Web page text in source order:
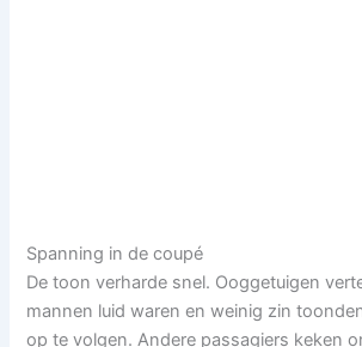
Spanning in de coupé
De toon verharde snel. Ooggetuigen
mannen luid waren en weinig zin
op te volgen. Andere passagiers keken